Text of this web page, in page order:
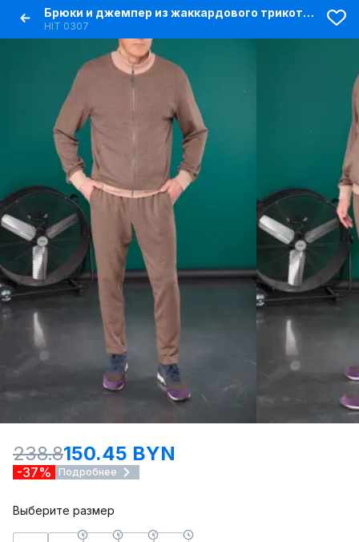
Брюки и джемпер из жаккардового трикотажа мужской комплект
HIT 0307
238.8150.45 BYN
-37% Подробнее
Выберите размер